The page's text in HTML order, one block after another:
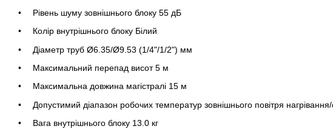
Рівень шуму зовнішнього блоку 55 дБ
Колір внутрішнього блоку Білий
Діаметр труб Ø6.35/Ø9.53 (1/4"/1/2") мм
Максимальний перепад висот 5 м
Максимальна довжина магістралі 15 м
Допустимий діапазон робочих температур зовнішнього повітря
Вага внутрішнього блоку 13.0 кг